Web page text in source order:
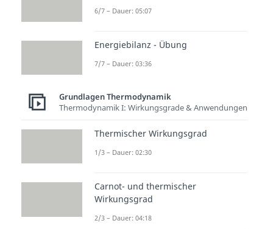
Die Ausgangsformel für die
Schauen wir uns nun die
Entropieänderung
6/7 – Dauer: 05:07
Energiebilanz - Übung
7/7 – Dauer: 03:36
Grundlagen Thermodynamik
Thermodynamik I: Wirkungsgrade & Anwendungen
Thermischer Wirkungsgrad
1/3 – Dauer: 02:30
Carnot- und thermischer
Wirkungsgrad
2/3 – Dauer: 04:18